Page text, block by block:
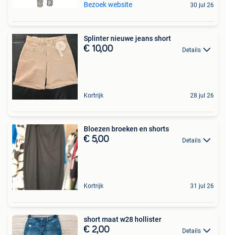
Bezoek website 30 jul 26
Splinter nieuwe jeans short
€ 10,00 Details
Kortrijk 28 jul 26
Bloezen broeken en shorts
€ 5,00 Details
Kortrijk 31 jul 26
short maat w28 hollister
€ 2,00 Details